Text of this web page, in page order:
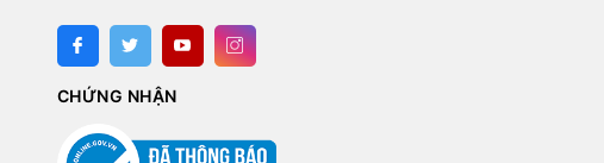
CHỨNG NHẬN